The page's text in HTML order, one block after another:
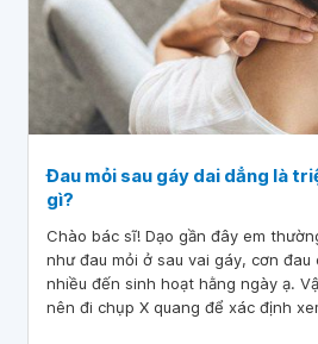
Đau mỏi sau gáy dai dẳng là
gì?
Chào bác sĩ! Dạo gần đây em
như đau mỏi ở sau vai gáy, cơn đau
nhiều đến sinh hoạt hằng ngày ạ.
nên đi chụp X quang để xác định